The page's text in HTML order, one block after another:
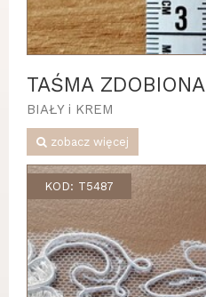
TAŚMA ZDOBIONA
BIAŁY i KREM
zobacz więcej
KOD: T5487